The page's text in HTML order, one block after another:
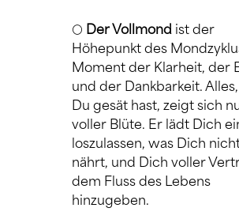
🌕 Der Vollmond ist der
Höhepunkt des
Moment der Klarheit, der
und der Dankbarkeit.
Du gesät hast, zeigt sich
voller Blüte. Er lädt Dich
loszulassen, was Dich
nährt, und Dich voller
dem Fluss des Lebens
hinzugeben.